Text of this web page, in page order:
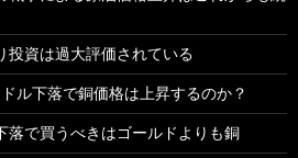
投資は過大評価されている
ル下落で銅価格は上昇するのか？
落で買うべきはゴールドよりも銅